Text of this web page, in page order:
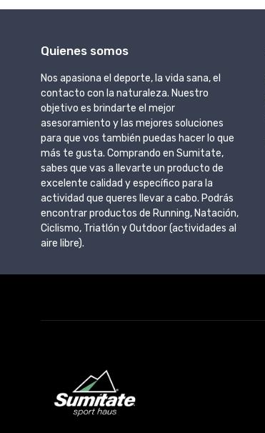
Quienes somos
Nos apasiona el deporte, la vida sana, el
contacto con la naturaleza. Nuestro
objetivo es brindarte el mejor
asesoramiento y las mejores soluciones
para que vos también puedas hacer lo que
más te gusta. Comprando en Sumitate,
sabes que vas a llevarte un producto de
excelente calidad y específico para la
actividad que queres llevar a cabo. Podrás
encontrar productos de Running, Natación,
Ciclismo, Triatlón y Outdoor (actividades al
aire libre).